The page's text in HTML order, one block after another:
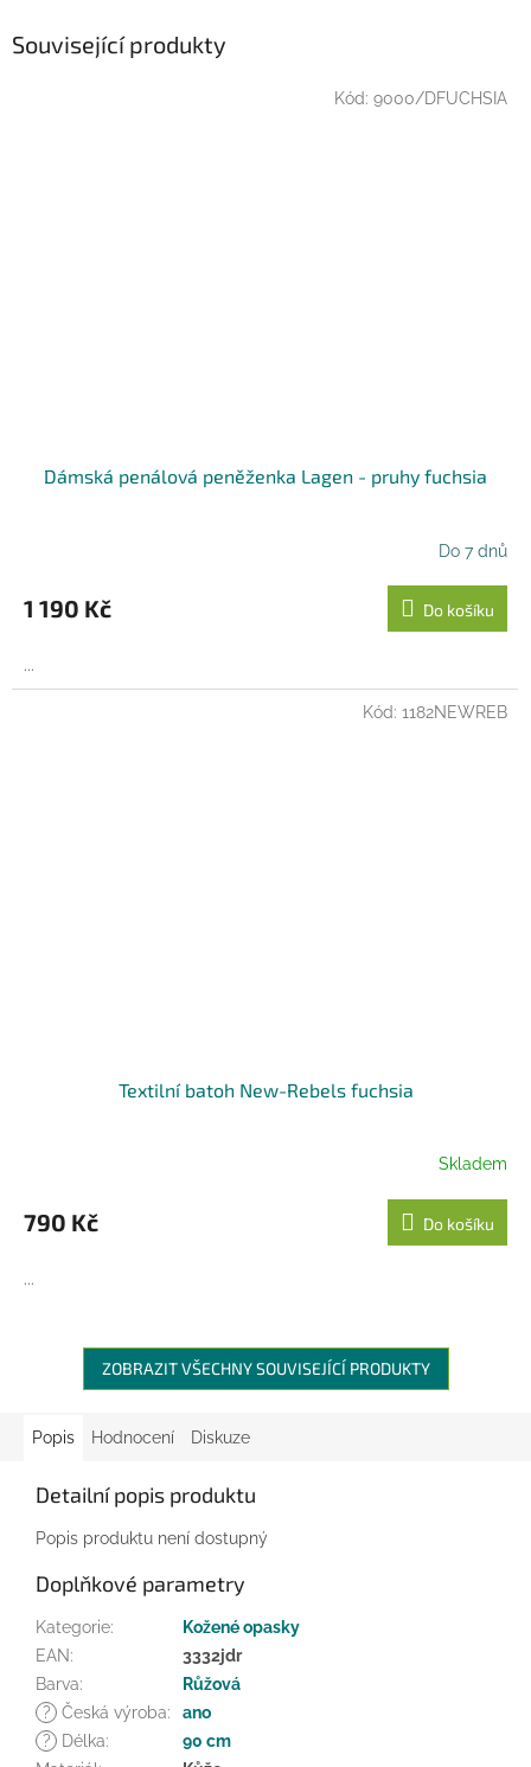
Související produkty
Dámská penálová peněženka Lagen - pruhy fuchsia
Do 7 dnů
1 190 Kč Do košíku
...
Kód: 9000/DFUCHSIA
Textilní batoh New-Rebels fuchsia
Skladem
790 Kč Do košíku
...
Kód: 1182NEWREB
ZOBRAZIT VŠECHNY SOUVISEJÍCÍ PRODUKTY
Popis Hodnocení Diskuze
Detailní popis produktu
Popis produktu není dostupný
Doplňkové parametry
Kategorie:
Kožené opasky
EAN:
3332jdr
Barva:
Růžová
?
Česká výroba:
ano
?
Délka:
90 cm